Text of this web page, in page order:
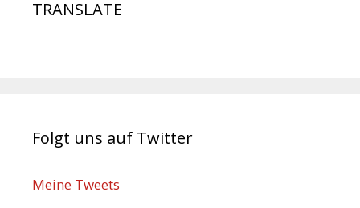
TRANSLATE
Folgt uns auf Twitter
Meine Tweets